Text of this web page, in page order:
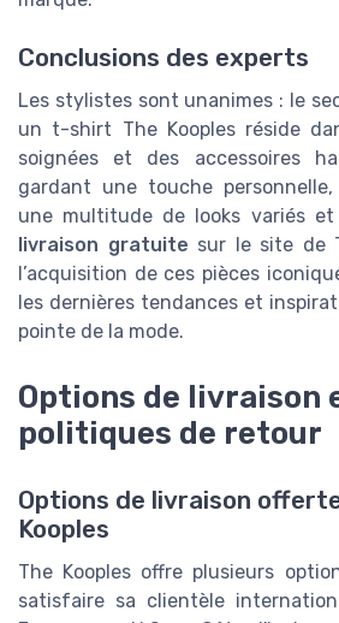
Conclusions des experts
Les stylistes sont unanimes : le
un t-shirt The Kooples réside
soignées et des accessoires
gardant une touche
une multitude de looks variés et
livraison gratuite sur le site de
l’acquisition de ces pièces
les dernières tendances et
pointe de la mode.
Options de livraison
politiques de retour
Options de livraison
Kooples
The Kooples offre plusieurs
satisfaire sa clientèle